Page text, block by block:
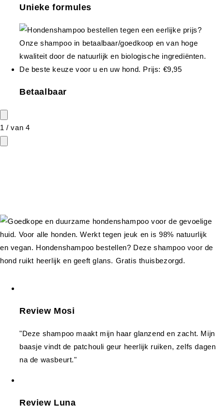
Unieke formules
Betaalbaar
1 /van 4
Review Mosi
"Deze shampoo maakt mijn haar glanzend en zacht. Mijn
baasje vindt de patchouli geur heerlijk ruiken, zelfs dagen
na de wasbeurt."
Review Luna